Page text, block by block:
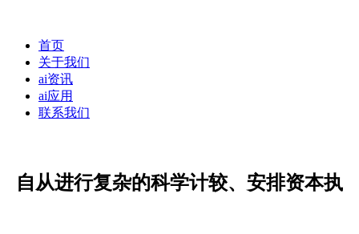
首页
关于我们
ai资讯
ai应用
联系我们
自从进行复杂的科学计较、安排资本执